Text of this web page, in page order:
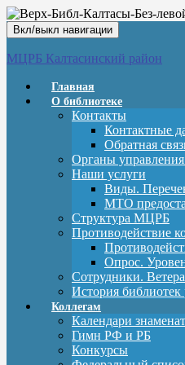
Вкл/выкл навигации
МЦРБ Калтасинский район
Главная
О библиотеке
Контакты
Контактные
Обратная
Органы
Наши услуги
Виды.
МТО
Структура МЦРБ
Противодействие
Опрос.
Сотрудники.
История библиотек
Коллегам
Календари
Гимн РФ и РБ
Конкурсы